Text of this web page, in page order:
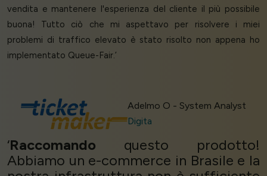
vendita e mantenere l'esperienza del cliente il più possibile
buona! Tutto ciò che mi aspettavo per risolvere i miei
problemi di traffico elevato è stato risolto non appena ho
implementato Queue-Fair.’
Adelmo O - System Analyst
Digita
‘Raccomando questo prodotto!
Abbiamo un e-commerce in Brasile e la